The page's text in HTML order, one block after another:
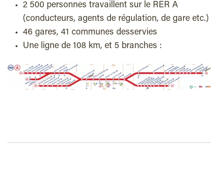
2 500 personnes travaillent sur le RER A
(conducteurs, agents de régulation, de gare etc.)
46 gares, 41 communes desservies
Une ligne de 108 km, et 5 branches :